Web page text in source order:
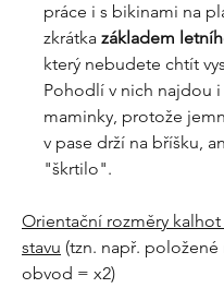
práce i s bikinami na
zkrátka základem
který nebudete chtít
Pohodlí v nich najdou i
maminky, protože
v pase drží na bříšku,
"škrtilo".
Orientační rozměry
stavu (tzn. např. položené
obvod = x2)